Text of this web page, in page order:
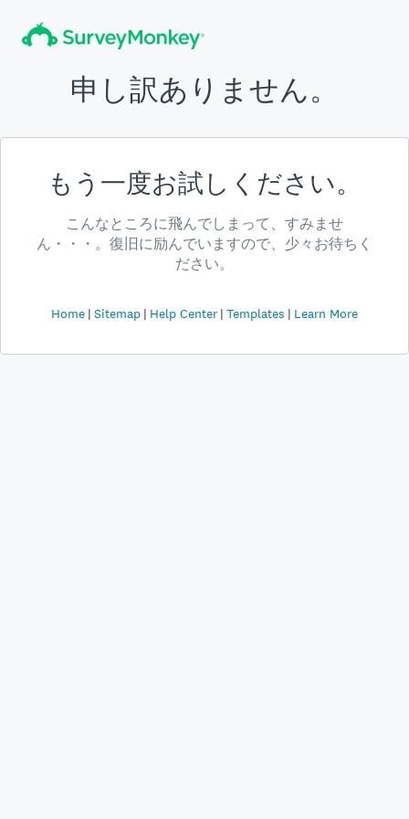
申し訳ありません。
もう一度お試しください。
こんなところに飛んでしまって、すみませ
ん・・・。復旧に励んでいますので、少々お待ちく
ださい。
Home Sitemap Help Center Templates Learn More